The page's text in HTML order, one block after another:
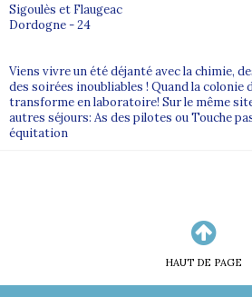
Sigoulès et Flaugeac
Dordogne - 24
Viens vivre un été déjanté avec la chimie,
des soirées inoubliables ! Quand la colonie
transforme en laboratoire! Sur le même
autres séjours: As des pilotes ou Touche
équitation
HAUT DE PAGE